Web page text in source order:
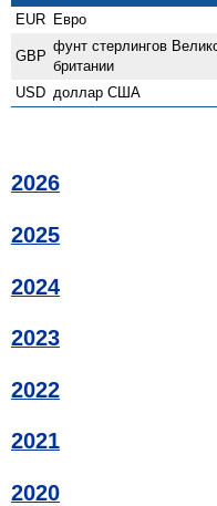
EUR Евро
GBP
фунт стерлингов
британии
USD доллар США
2026
2025
2024
2023
2022
2021
2020